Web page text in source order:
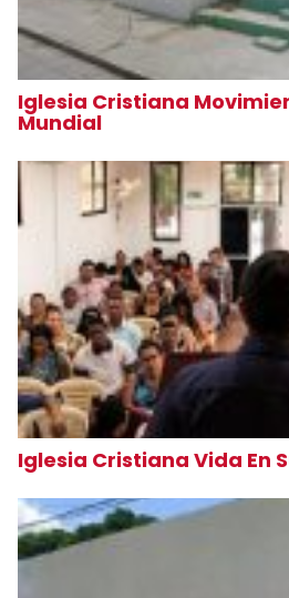
Iglesia Cristiana
Mundial
Iglesia Cristiana Vida En